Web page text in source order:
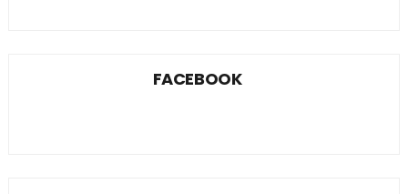
FACEBOOK